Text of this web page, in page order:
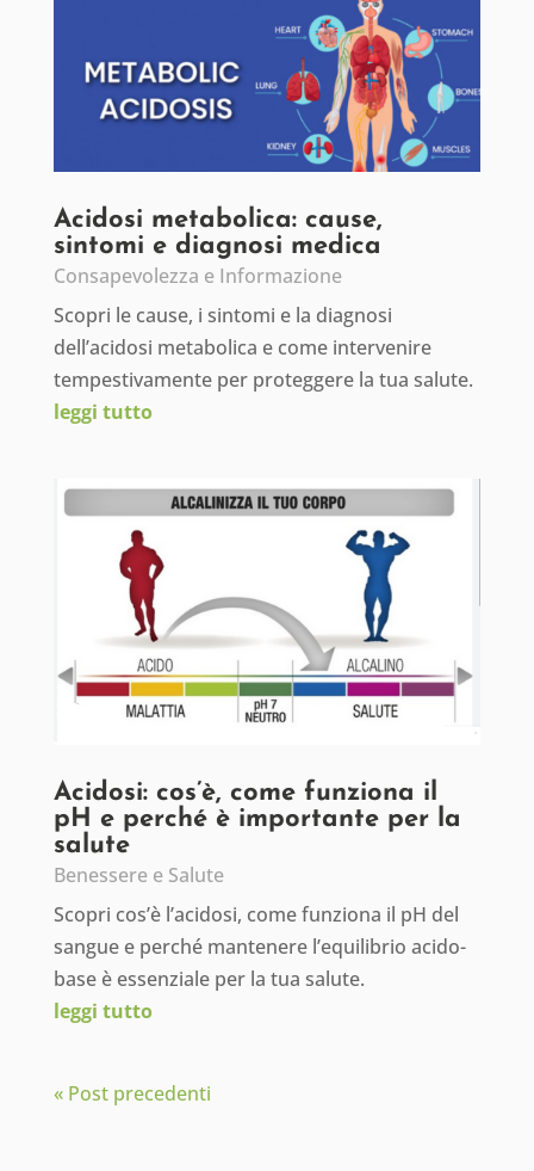
Acidosi metabolica: cause,
sintomi e diagnosi medica
Consapevolezza e Informazione
Scopri le cause, i sintomi e la diagnosi
dell’acidosi metabolica e come intervenire
tempestivamente per proteggere la tua salute.
leggi tutto
Acidosi: cos’è, come funziona il
pH e perché è importante per la
salute
Benessere e Salute
Scopri cos’è l’acidosi, come funziona il pH del
sangue e perché mantenere l’equilibrio acido-
base è essenziale per la tua salute.
leggi tutto
« Post precedenti